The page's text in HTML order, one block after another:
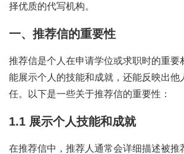
择优质的代写机构。
一、推荐信的重要性
推荐信是个人在申请学位或求职时的重要
能展示个人的技能和成就，还能反映出他
任。以下是一些关于推荐信的重要性：
1.1 展示个人技能和成就
在推荐信中，推荐人通常会详细描述被推